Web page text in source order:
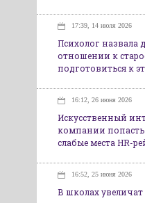
17:39, 14 июля 2026
Психолог назвала
отношении к
подготовиться к
16:12, 26 июня 2026
Искусственный
компании попасть
слабые места HR-
16:52, 25 июня 2026
В школах